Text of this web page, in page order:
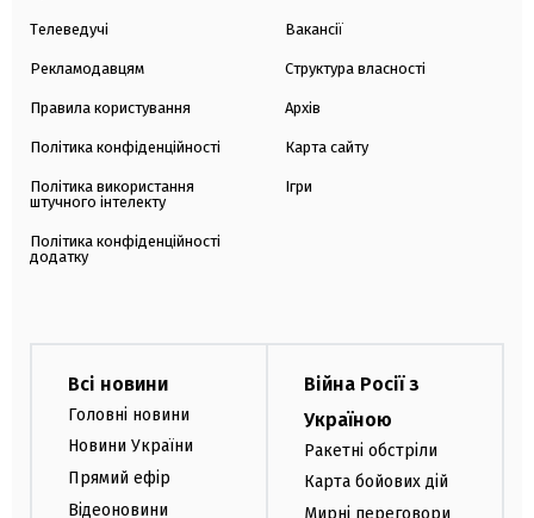
Телеведучі
Рекламодавцям
Правила користування
Політика конфіденційності
Політика використання
штучного інтелекту
Політика конфіденційності
додатку
Вакансії
Структура власності
Архів
Карта сайту
Ігри
Всі новини
Головні новини
Новини України
Прямий ефір
Відеоновини
Війна Росії з
Україною
Ракетні обстріли
Карта бойових дій
Мирні переговори